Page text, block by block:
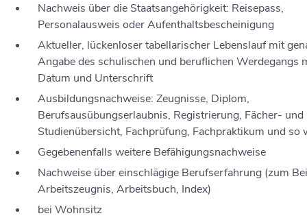
Nachweis über die Staatsangehörigkeit: Reisepass,
Personalausweis oder Aufenthaltsbescheinigung
Aktueller, lückenloser tabellarischer Lebenslauf mit
Angabe des schulischen und beruflichen Werdegangs
Datum und Unterschrift
Ausbildungsnachweise: Zeugnisse, Diplom,
Berufsausübungserlaubnis, Registrierung, Fächer- und
Studienübersicht, Fachprüfung, Fachpraktikum und so
Gegebenenfalls weitere Befähigungsnachweise
Nachweise über einschlägige Berufserfahrung (zum
Arbeitszeugnis, Arbeitsbuch, Index)
bei Wohnsitz